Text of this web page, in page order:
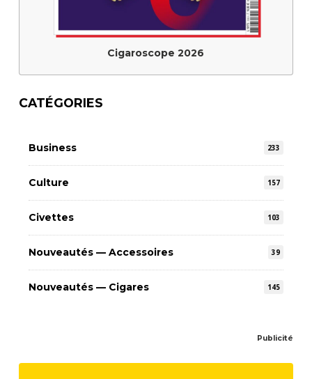
Cigaroscope 2026
CATÉGORIES
Business 233
Culture 157
Civettes 103
Nouveautés — Accessoires 39
Nouveautés — Cigares 145
Publicité